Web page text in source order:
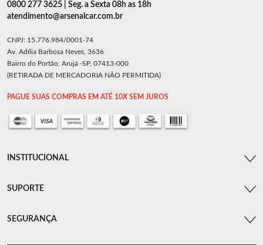
0800 277 3625 | Seg. a Sexta 08h as 18h
atendimento@arsenalcar.com.br
CNPJ: 15.776.984/0001-74
Av. Adília Barbosa Neves, 3636
Bairro do Portão, Arujá -SP, 07413-000
(RETIRADA DE MERCADORIA NÃO PERMITIDA)
PAGUE SUAS COMPRAS EM ATÉ 10X SEM JUROS
INSTITUCIONAL
SUPORTE
SEGURANÇA